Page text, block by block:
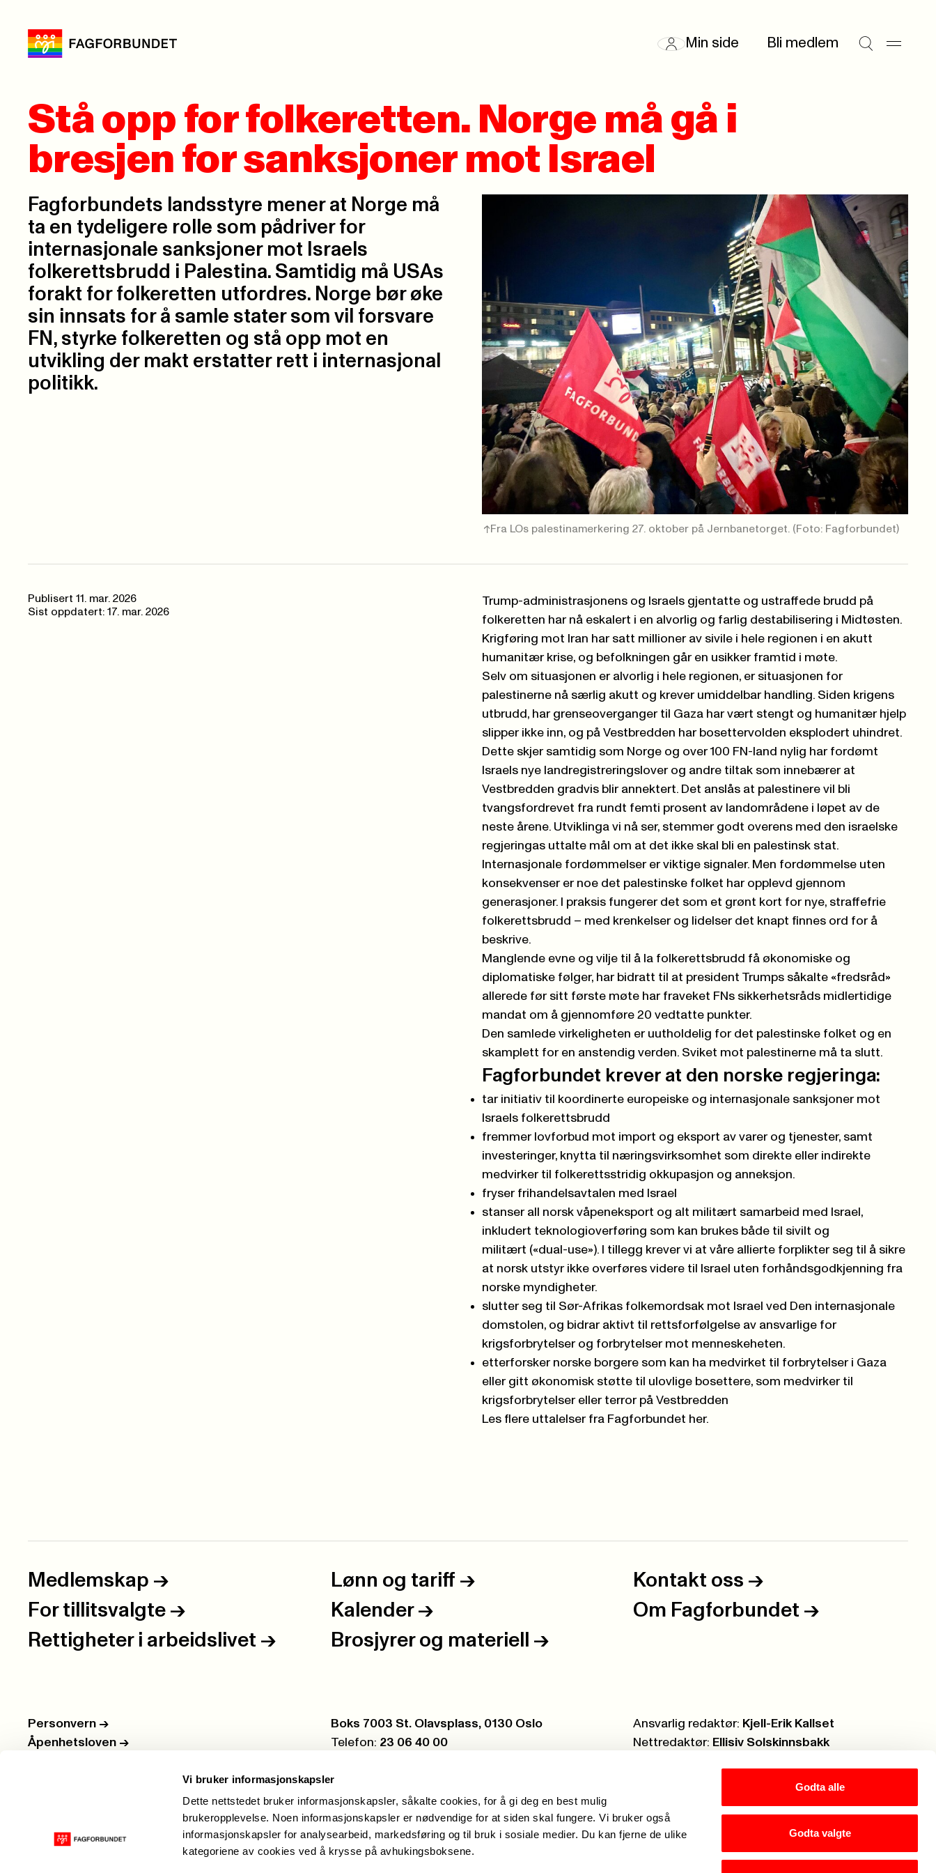
Vi bruker informasjonskapsler
Dette nettstedet bruker informasjonskapsler, såkalte cookies, for å gi deg en best mulig
brukeropplevelse. Noen informasjonskapsler er nødvendige for at siden skal fungere. Vi bruker også
informasjonskapsler for analysearbeid, markedsføring og til bruk i sosiale medier. Du kan fjerne de ulike
kategoriene av cookies ved å krysse på avhukingsboksene.
Godta alle
Godta valgte
Min side Bli medlem
Stå opp for folkeretten. Norge må gå i
bresjen for sanksjoner mot Israel
Fagforbundets landsstyre mener at Norge må
ta en tydeligere rolle som pådriver for
internasjonale sanksjoner mot Israels
folkerettsbrudd i Palestina. Samtidig må USAs
forakt for folkeretten utfordres. Norge bør øke
sin innsats for å samle stater som vil forsvare
FN, styrke folkeretten og stå opp mot en
utvikling der makt erstatter rett i internasjonal
politikk.
Fra LOs palestinamerkering 27. oktober på Jernbanetorget. (Foto: Fagforbundet)
Publisert 11. mar. 2026
Sist oppdatert: 17. mar. 2026
Trump-administrasjonens og Israels gjentatte og ustraffede brudd på
folkeretten har nå eskalert i en alvorlig og farlig destabilisering i Midtøsten.
Krigføring mot Iran har satt millioner av sivile i hele regionen i en akutt
humanitær krise, og befolkningen går en usikker framtid i møte.
Selv om situasjonen er alvorlig i hele regionen, er situasjonen for
palestinerne nå særlig akutt og krever umiddelbar handling. Siden krigens
utbrudd, har grenseoverganger til Gaza har vært stengt og humanitær hjelp
slipper ikke inn, og på Vestbredden har bosettervolden eksplodert uhindret.
Dette skjer samtidig som Norge og over 100 FN-land nylig har fordømt
Israels nye landregistreringslover og andre tiltak som innebærer at
Vestbredden gradvis blir annektert. Det anslås at palestinere vil bli
tvangsfordrevet fra rundt femti prosent av landområdene i løpet av de
neste årene. Utviklinga vi nå ser, stemmer godt overens med den israelske
regjeringas uttalte mål om at det ikke skal bli en palestinsk stat.
Internasjonale fordømmelser er viktige signaler. Men fordømmelse uten
konsekvenser er noe det palestinske folket har opplevd gjennom
generasjoner. I praksis fungerer det som et grønt kort for nye, straffefrie
folkerettsbrudd – med krenkelser og lidelser det knapt finnes ord for å
beskrive.
Manglende evne og vilje til å la folkerettsbrudd få økonomiske og
diplomatiske følger, har bidratt til at president Trumps såkalte «fredsråd»
allerede før sitt første møte har fraveket FNs sikkerhetsråds midlertidige
mandat om å gjennomføre 20 vedtatte punkter.
Den samlede virkeligheten er uutholdelig for det palestinske folket og en
skamplett for en anstendig verden. Sviket mot palestinerne må ta slutt.
Fagforbundet krever at den norske regjeringa:
tar initiativ til koordinerte europeiske og internasjonale sanksjoner mot
Israels folkerettsbrudd
fremmer lovforbud mot import og eksport av varer og tjenester, samt
investeringer, knytta til næringsvirksomhet som direkte eller indirekte
medvirker til folkerettsstridig okkupasjon og anneksjon.
fryser frihandelsavtalen med Israel
stanser all norsk våpeneksport og alt militært samarbeid med Israel,
inkludert teknologioverføring som kan brukes både til sivilt og
militært («dual-use»). I tillegg krever vi at våre allierte forplikter seg til å sikre
at norsk utstyr ikke overføres videre til Israel uten forhåndsgodkjenning fra
norske myndigheter.
slutter seg til Sør-Afrikas folkemordsak mot Israel ved Den internasjonale
domstolen, og bidrar aktivt til rettsforfølgelse av ansvarlige for
krigsforbrytelser og forbrytelser mot menneskeheten.
etterforsker norske borgere som kan ha medvirket til forbrytelser i Gaza
eller gitt økonomisk støtte til ulovlige bosettere, som medvirker til
krigsforbrytelser eller terror på Vestbredden
Les flere uttalelser fra Fagforbundet her.
Medlemskap -> Lønn og tariff -> Kontakt oss ->
For tillitsvalgte -> Kalender -> Om Fagforbundet ->
Rettigheter i arbeidslivet -> Brosjyrer og materiell ->
Personvern ->
Åpenhetsloven ->
Postboks:
Boks 7003 St. Olavsplass, 0130 Oslo
Telefon: 23 06 40 00
Ansvarlig redaktør: Kjell-Erik Kallset
Nettredaktør: Ellisiv Solskinnsbakk